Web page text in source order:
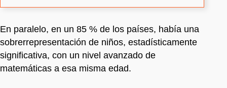
En paralelo, en un 85 % de los países, había una
sobrerrepresentación de niños, estadísticamente
significativa, con un nivel avanzado de
matemáticas a esa misma edad.